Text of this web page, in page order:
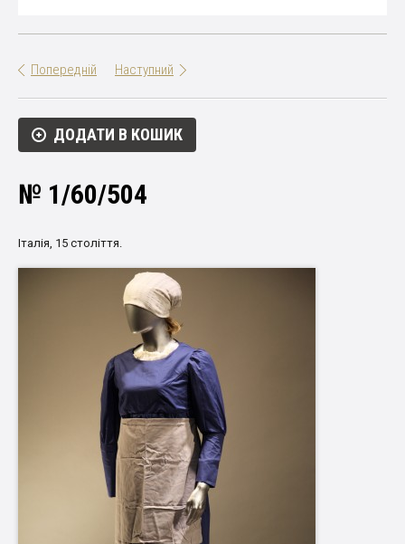
Попередній Наступний
ДОДАТИ В КОШИК
№ 1/60/504
Італія, 15 століття.